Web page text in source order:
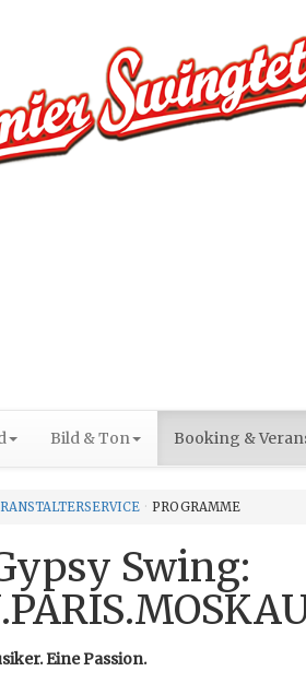
Bild & Ton Booking &
PROGRAMME
Swing:
Eine Passion.